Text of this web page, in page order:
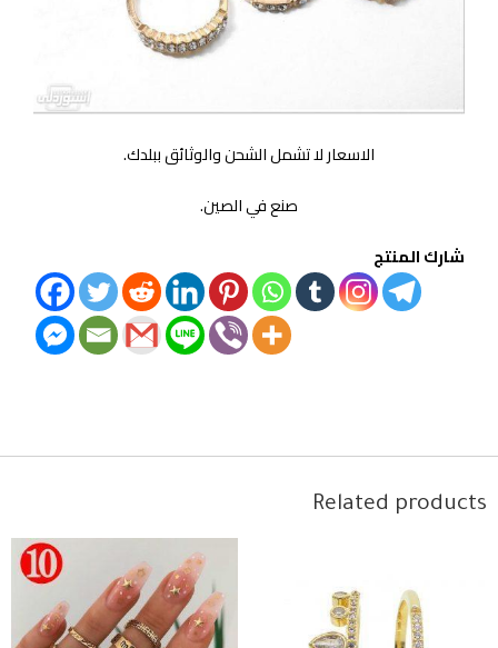
الاسعار لا تشمل الشحن والوثائق ببلدك.
صنع في الصين.
شارك المنتج
Related products